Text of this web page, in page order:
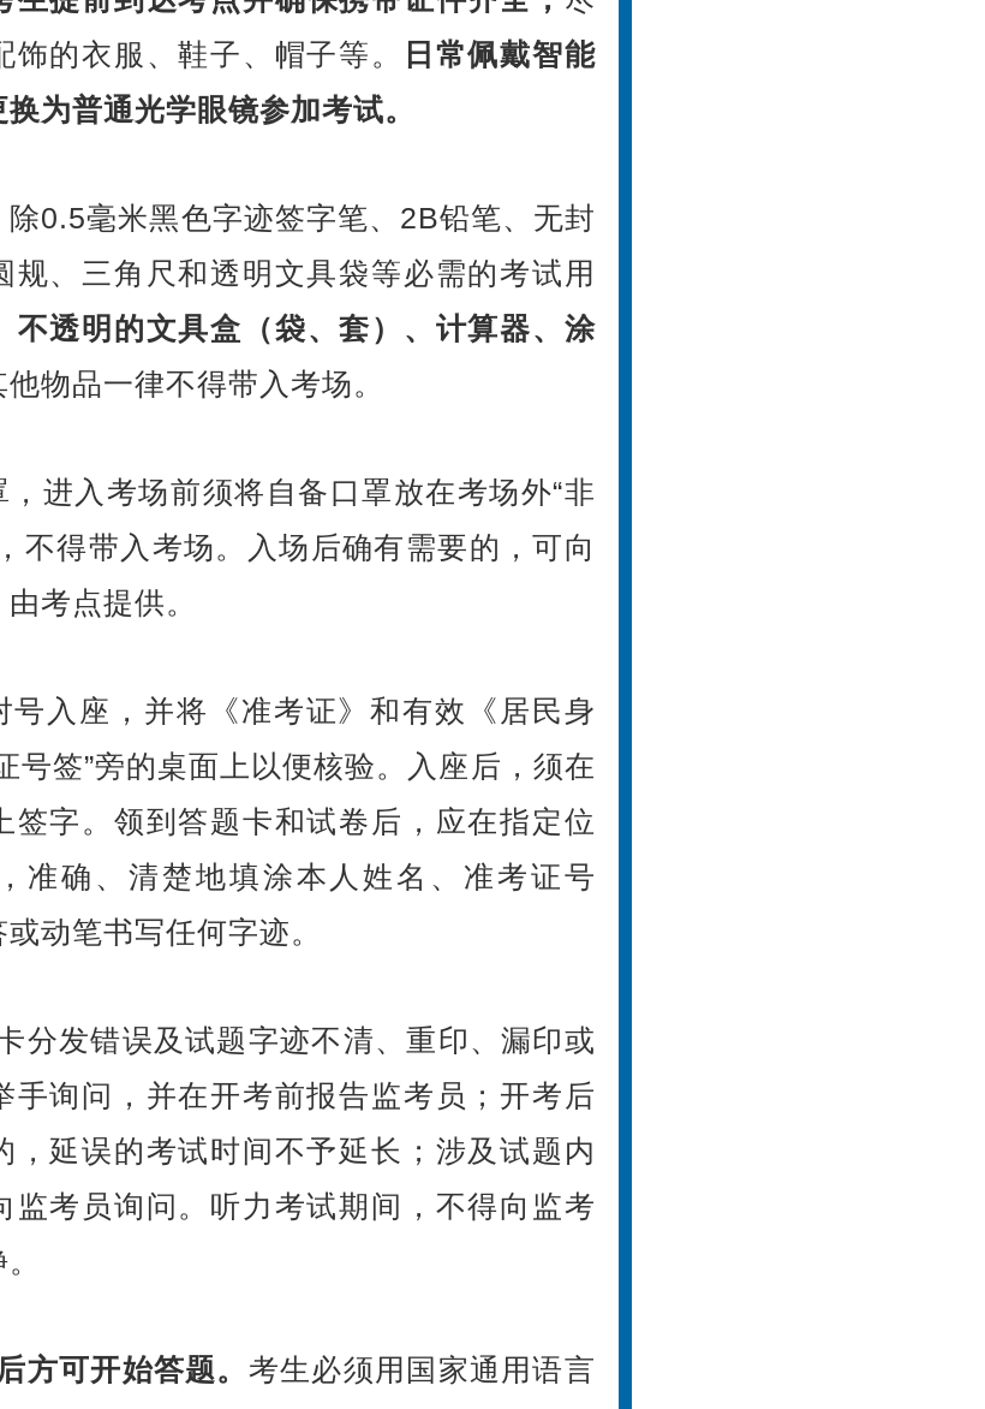
的衣服、鞋子、帽子等。
日常佩戴智能
为普通光学眼镜参加考试。
0.5毫米黑色字迹签字笔、2B铅笔、无封
规、三角尺和透明文具袋等必需的考试用
不透明的文具盒（袋、套）、计算器、涂
他物品一律不得带入考场。
进入考场前须将自备口罩放在考场外“非
不得带入考场。入场后确有需要的，可向
考点提供。
号入座，并将《准考证》和有效《居民身
号签”旁的桌面上以便核验。入座后，须在
签字。领到答题卡和试卷后，应在指定位
准确、清楚地填涂本人姓名、准考证号
动笔书写任何字迹。
分发错误及试题字迹不清、重印、漏印或
手询问，并在开考前报告监考员；开考后
，延误的考试时间不予延长；涉及试题内
监考员询问。听力考试期间，不得向监考
方可开始答题。 考生必须用国家通用语言